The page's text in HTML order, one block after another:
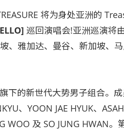
将为身处亚洲的
巡回演唱会!亚洲巡演将
、雅加达、曼谷、新加坡、
下的新世代大势男子组合。
、YOON JAE HYUK、ASAHI
WOO 及 SO JUNG HWAN。